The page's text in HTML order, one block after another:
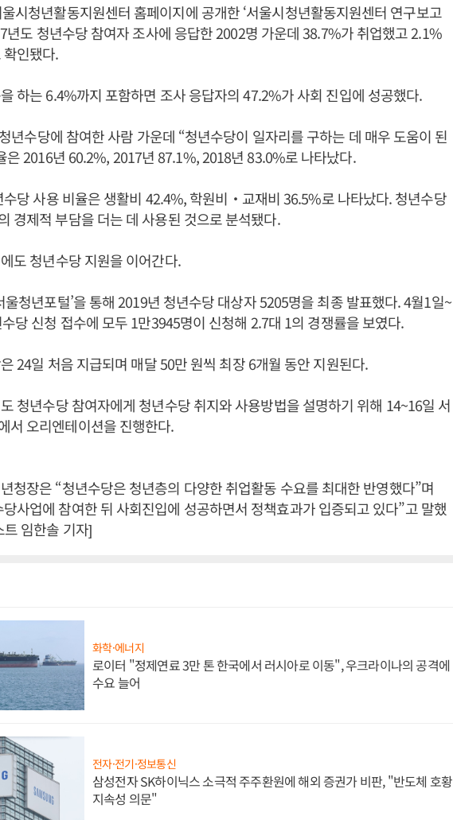
시청년활동지원센터 홈페이지에 공개한 ‘서울시청년활동지원센터 연구보고
년도 청년수당 참여자 조사에 응답한 2002명 가운데 38.7%가 취업했고 2.1%
인됐다.
하는 6.4%까지 포함하면 조사 응답자의 47.2%가 사회 진입에 성공했다.
년수당에 참여한 사람 가운데 “청년수당이 일자리를 구하는 데 매우 도움이 된
은 2016년 60.2%, 2017년 87.1%, 2018년 83.0%로 나타났다.
당 사용 비율은 생활비 42.4%, 학원비‧교재비 36.5%로 나타났다. 청년수당
경제적 부담을 더는 데 사용된 것으로 분석됐다.
도 청년수당 지원을 이어간다.
울청년포털’을 통해 2019년 청년수당 대상자 5205명을 최종 발표했다. 4월1일~
당 신청 접수에 모두 1만3945명이 신청해 2.7대 1의 경쟁률을 보였다.
24일 처음 지급되며 매달 50만 원씩 최장 6개월 동안 지원된다.
청년수당 참여자에게 청년수당 취지와 사용방법을 설명하기 위해 14~16일 서
서 오리엔테이션을 진행한다.
청장은 “청년수당은 청년층의 다양한 취업활동 수요를 최대한 반영했다”며
사업에 참여한 뒤 사회진입에 성공하면서 정책효과가 입증되고 있다”고 말했
임한솔 기자]
화학·에너지
로이터 "정제연료 3만 톤 한국에서 러시아로 이동", 우크라이나의 공격에
수요 늘어
전자·전기·정보통신
삼성전자 SK하이닉스 소극적 주주환원에 해외 증권가 비판, "반도체 호황
지속성 의문"